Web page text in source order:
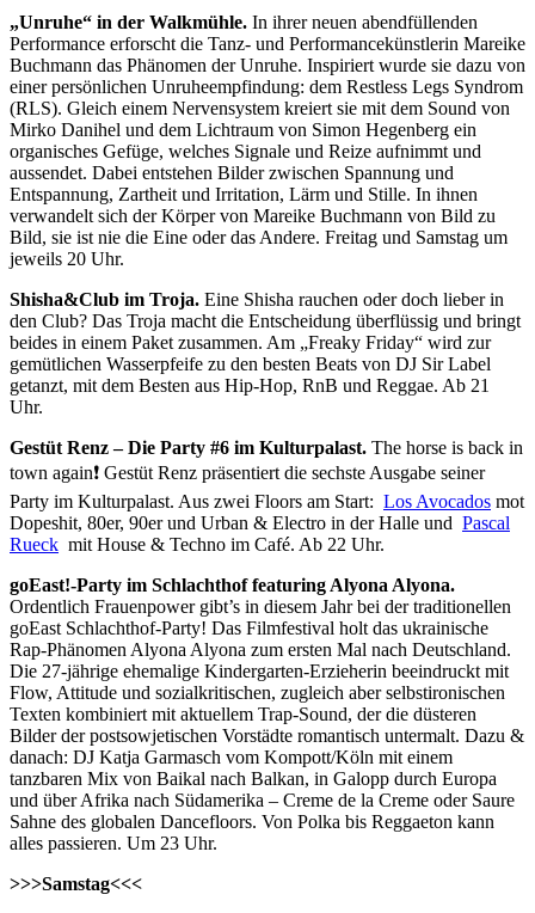
„Unruhe“ in der Walkmühle. In ihrer neuen abendfüllenden
Performance erforscht die Tanz- und Performancekünstlerin Mareike
Buchmann das Phänomen der Unruhe. Inspiriert wurde sie dazu von
einer persönlichen Unruheempfindung: dem Restless Legs Syndrom
(RLS). Gleich einem Nervensystem kreiert sie mit dem Sound von
Mirko Danihel und dem Lichtraum von Simon Hegenberg ein
organisches Gefüge, welches Signale und Reize aufnimmt und
aussendet. Dabei entstehen Bilder zwischen Spannung und
Entspannung, Zartheit und Irritation, Lärm und Stille. In ihnen
verwandelt sich der Körper von Mareike Buchmann von Bild zu
Bild, sie ist nie die Eine oder das Andere. Freitag und Samstag um
jeweils 20 Uhr.
Shisha&Club im Troja. Eine Shisha rauchen oder doch lieber in
den Club? Das Troja macht die Entscheidung überflüssig und bringt
beides in einem Paket zusammen. Am „Freaky Friday“ wird zur
gemütlichen Wasserpfeife zu den besten Beats von DJ Sir Label
getanzt, mit dem Besten aus Hip-Hop, RnB und Reggae. Ab 21
Uhr.
Gestüt Renz – Die Party #6 im Kulturpalast. The horse is back in
town again❗️ Gestüt Renz präsentiert die sechste Ausgabe seiner
Party im Kulturpalast. Aus zwei Floors am Start: Los Avocados mot
Dopeshit, 80er, 90er und Urban & Electro in der Halle und Pascal
Rueck mit House & Techno im Café. Ab 22 Uhr.
goEast!-Party im Schlachthof featuring Alyona Alyona.
Ordentlich Frauenpower gibt’s in diesem Jahr bei der traditionellen
goEast Schlachthof-Party! Das Filmfestival holt das ukrainische
Rap-Phänomen Alyona Alyona zum ersten Mal nach Deutschland.
Die 27-jährige ehemalige Kindergarten-Erzieherin beeindruckt mit
Flow, Attitude und sozialkritischen, zugleich aber selbstironischen
Texten kombiniert mit aktuellem Trap-Sound, der die düsteren
Bilder der postsowjetischen Vorstädte romantisch untermalt. Dazu &
danach: DJ Katja Garmasch vom Kompott/Köln mit einem
tanzbaren Mix von Baikal nach Balkan, in Galopp durch Europa
und über Afrika nach Südamerika – Creme de la Creme oder Saure
Sahne des globalen Dancefloors. Von Polka bis Reggaeton kann
alles passieren. Um 23 Uhr.
>>>Samstag<<<